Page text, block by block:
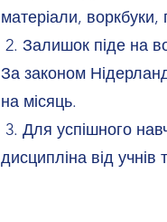
матеріали, воркбуки,
2. Залишок піде на
За законом
на місяць.
3. Для успішного
дисципліна від учнів